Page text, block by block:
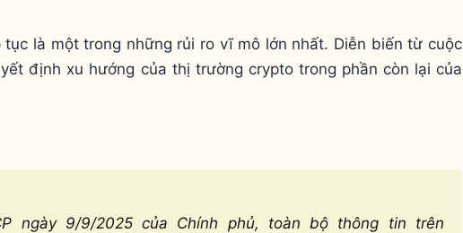
là một trong những rủi ro vĩ mô lớn nhất. Diễn biến từ cuộc
định xu hướng của thị trường crypto trong phần còn lại của
ngày 9/9/2025 của Chính phủ, toàn bộ thông tin trên